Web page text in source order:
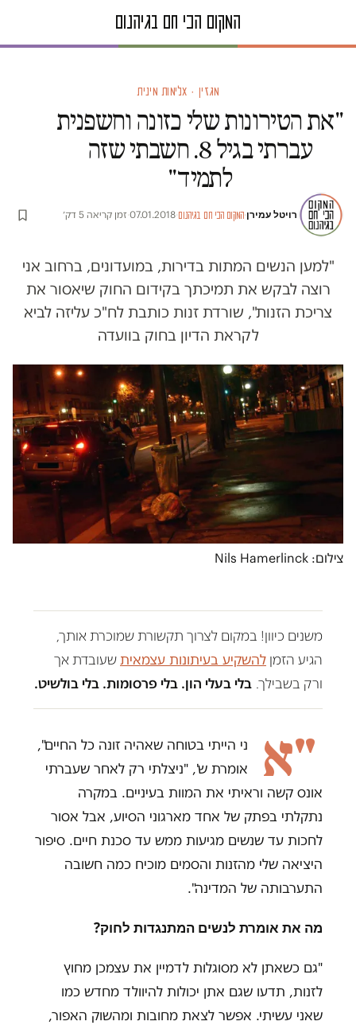
מגזין · אלימות מינית
"את הטירונות שלי כזונה וחשפנית
עברתי בגיל 8. חשבתי שזה
לתמיד"
רויטל עמירן·המקום הכי חם בגיהנום·
07.01.2018
·זמן קריאה 5 דק׳
"למען הנשים המתות בדירות, במועדונים, ברחוב אני
רוצה לבקש את תמיכתך בקידום החוק שיאסור את
צריכת הזנות", שורדת זנות כותבת לח"כ עליזה לביא
לקראת הדיון בחוק בוועדה
צילום: Nils Hamerlinck
משנים כיוון! במקום לצרוך תקשורת שמוכרת אותך,
הגיע הזמן להשקיע בעיתונות עצמאיתשעובדת אך
ורק בשבילך. בלי בעלי הון. בלי פרסומות. בלי בולשיט.
"א
ני הייתי בטוחה שאהיה זונה כל החיים",
אומרת ש', "ניצלתי רק לאחר שעברתי
אונס קשה וראיתי את המוות בעיניים. במקרה
נתקלתי בפתק של אחד מארגוני הסיוע, אבל אסור
לחכות עד שנשים מגיעות ממש עד סכנת חיים. סיפור
היציאה שלי מהזנות והסמים מוכיח כמה חשובה
התערבותה של המדינה".
מה את אומרת לנשים המתנגדות לחוק?
"גם כשאתן לא מסוגלות לדמיין את עצמכן מחוץ
לזנות, תדעו שגם אתן יכולות להיוולד מחדש כמו
שאני עשיתי. אפשר לצאת מחובות ומהשוק האפור,